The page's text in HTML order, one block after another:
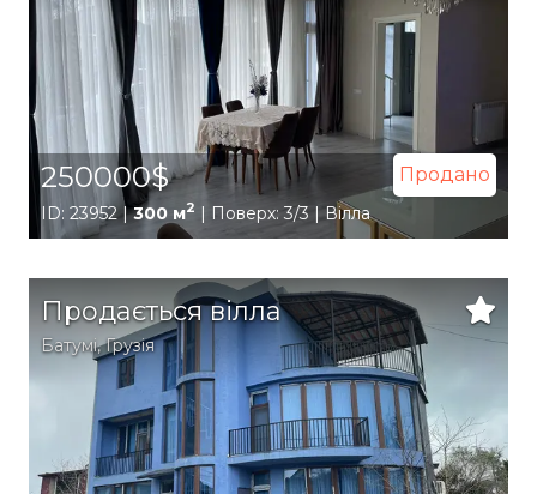
250000$ Продано
ID: 23952 |300 м2 | Поверх: 3/3 | Вілла
Продається вілла
Батумі,Грузія